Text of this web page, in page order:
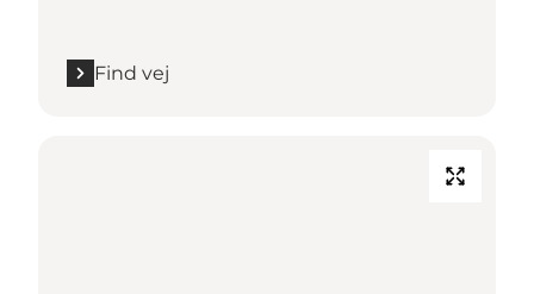
Find vej